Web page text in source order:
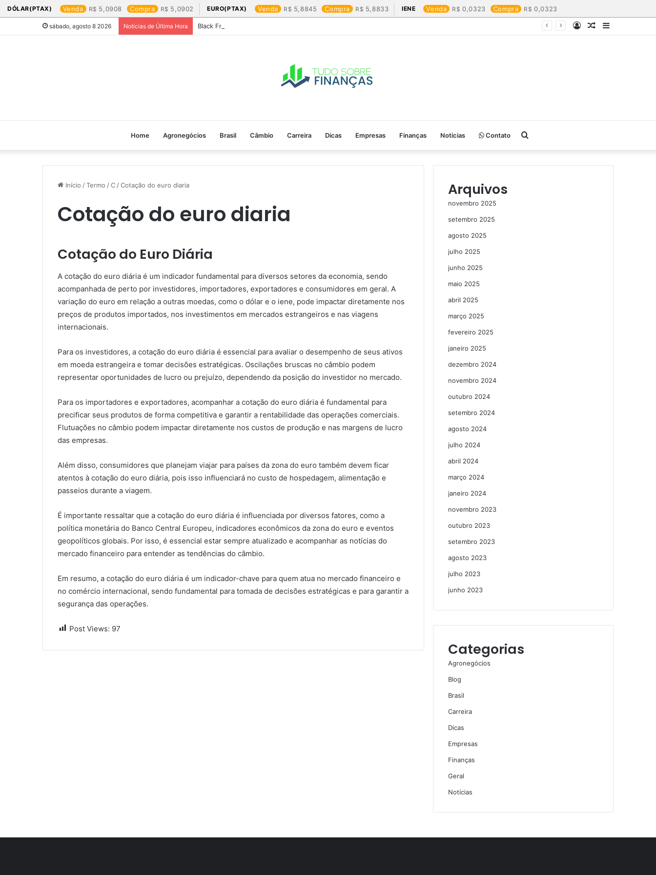
DÓLAR(PTAX) Venda 5,0908 Compra 5,0902 EURO(PTAX) Venda 5,8845 Compra 5,8833 IENE Venda 0,0323 Compra 0,0323
sábado, agosto 8 2026 Notícias de Última Hora Black Friday: os produtos que mais valem a pena
Barra
Artigo
Entrar
Home Agronegócios Brasil Câmbio Carreira Dicas Empresas Finanças Notícias Contato Procurar
por
Início /Termo /C /Cotação do euro diaria​
Cotação do euro diaria​
Cotação do Euro Diária
A cotação do euro diária é um indicador fundamental para diversos setores da economia, sendo
acompanhada de perto por investidores, importadores, exportadores e consumidores em geral. A
variação do euro em relação a outras moedas, como o dólar e o iene, pode impactar diretamente nos
preços de produtos importados, nos investimentos em mercados estrangeiros e nas viagens
internacionais.
Para os investidores, a cotação do euro diária é essencial para avaliar o desempenho de seus ativos
em moeda estrangeira e tomar decisões estratégicas. Oscilações bruscas no câmbio podem
representar oportunidades de lucro ou prejuízo, dependendo da posição do investidor no mercado.
Para os importadores e exportadores, acompanhar a cotação do euro diária é fundamental para
precificar seus produtos de forma competitiva e garantir a rentabilidade das operações comerciais.
Flutuações no câmbio podem impactar diretamente nos custos de produção e nas margens de lucro
das empresas.
Além disso, consumidores que planejam viajar para países da zona do euro também devem ficar
atentos à cotação do euro diária, pois isso influenciará no custo de hospedagem, alimentação e
passeios durante a viagem.
É importante ressaltar que a cotação do euro diária é influenciada por diversos fatores, como a
política monetária do Banco Central Europeu, indicadores econômicos da zona do euro e eventos
geopolíticos globais. Por isso, é essencial estar sempre atualizado e acompanhar as notícias do
mercado financeiro para entender as tendências do câmbio.
Em resumo, a cotação do euro diária é um indicador-chave para quem atua no mercado financeiro e
no comércio internacional, sendo fundamental para tomada de decisões estratégicas e para garantir a
segurança das operações.
Post Views: 97
Arquivos
novembro 2025
setembro 2025
agosto 2025
julho 2025
junho 2025
maio 2025
abril 2025
março 2025
fevereiro 2025
janeiro 2025
dezembro 2024
novembro 2024
outubro 2024
setembro 2024
agosto 2024
julho 2024
abril 2024
março 2024
janeiro 2024
novembro 2023
outubro 2023
setembro 2023
agosto 2023
julho 2023
junho 2023
Categorias
Agronegócios
Blog
Brasil
Carreira
Dicas
Empresas
Finanças
Geral
Notícias